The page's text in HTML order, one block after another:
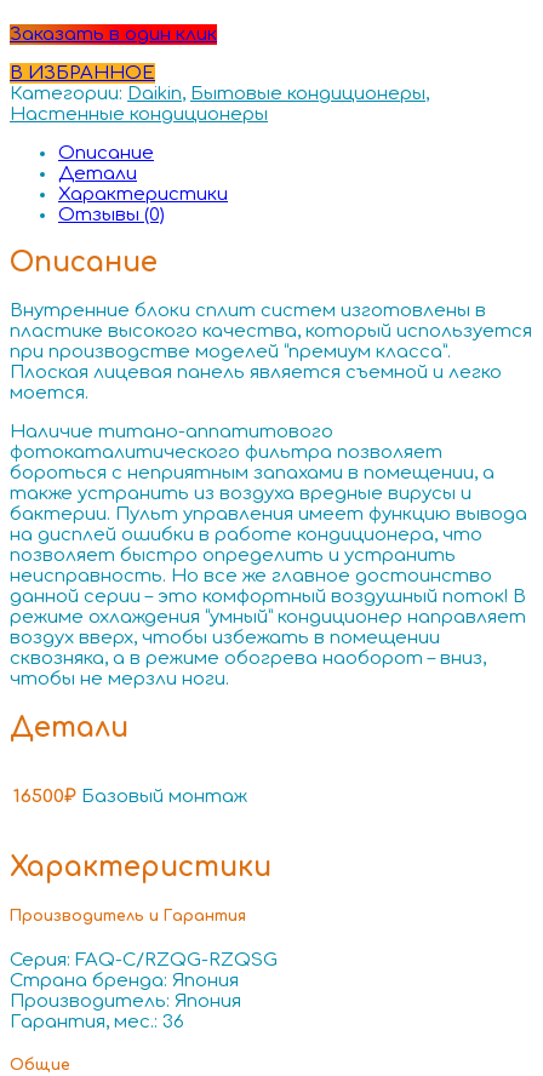
Заказать в один клик
В ИЗБРАННОЕ
Категории: Daikin, Бытовые кондиционеры,
Настенные кондиционеры
Описание
Детали
Характеристики
Отзывы (0)
Описание
Внутренние блоки сплит систем изготовлены в
пластике высокого качества, который используется
при производстве моделей “премиум класса”.
Плоская лицевая панель является съемной и легко
моется.
Наличие титано-аппатитового
фотокаталитического фильтра позволяет
бороться с неприятным запахами в помещении, а
также устранить из воздуха вредные вирусы и
бактерии. Пульт управления имеет функцию вывода
на дисплей ошибки в работе кондиционера, что
позволяет быстро определить и устранить
неисправность. Но все же главное достоинство
данной серии – это комфортный воздушный поток! В
режиме охлаждения “умный” кондиционер направляет
воздух вверх, чтобы избежать в помещении
сквозняка, а в режиме обогрева наоборот – вниз,
чтобы не мерзли ноги.
Детали
16500₽ Базовый монтаж
Характеристики
Производитель и Гарантия
Серия: FAQ-C/RZQG-RZQSG
Страна бренда: Япония
Производитель: Япония
Гарантия, мес.: 36
Общие